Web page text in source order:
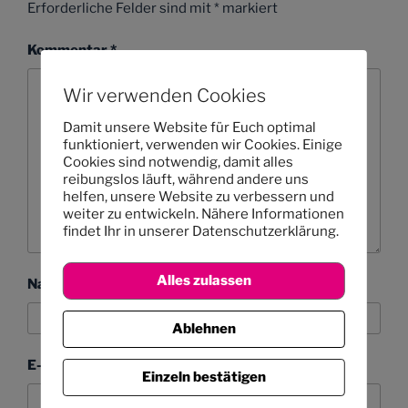
Erforderliche Felder sind mit* markiert
Kommentar*
Name
E-Mail-Adresse
Wir verwenden Cookies
Damit unsere Website für Euch optimal
funktioniert, verwenden wir Cookies. Einige
Cookies sind notwendig, damit alles
reibungslos läuft, während andere uns
helfen, unsere Website zu verbessern und
weiter zu entwickeln. Nähere Informationen
findet Ihr in unserer Datenschutzerklärung.
Alles zulassen
Ablehnen
Einzeln bestätigen